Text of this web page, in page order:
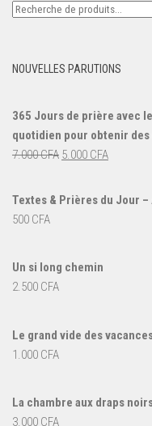
Recherche
NOUVELLES PARUTIONS
365 Jours de prière avec
quotidien pour obtenir des
7.000CFA Le
initial
5.000 CFALe
actuel
Textes & Prières du Jour –
500 CFA
Un si long chemin
2.500 CFA
Le grand vide des
1.000 CFA
La chambre aux draps
3.000 CFA